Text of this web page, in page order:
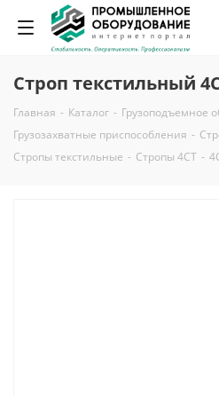
Строп текстильный
Главная - Каталог - Грузоподъемное
Грузозахватные приспособления -
Стропы текстильные - Стропы 4СТ -